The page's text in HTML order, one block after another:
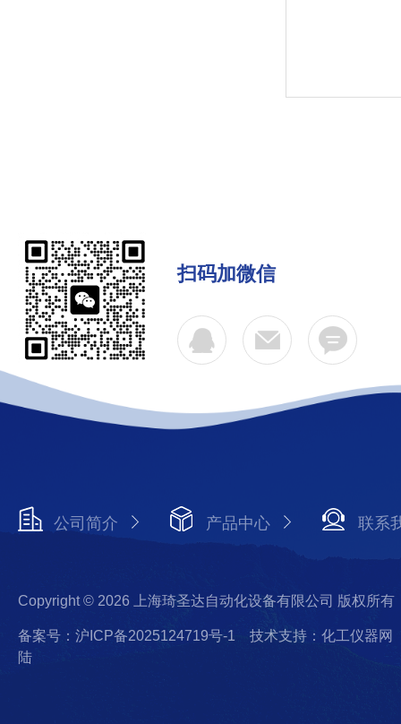
扫码加微信
公司简介 产品中心 联系
Copyright © 2026 上海琦圣达自动化设备有限公司 版权所有
备案号：沪ICP备2025124719号-1
技术支持：化工仪器网
陆